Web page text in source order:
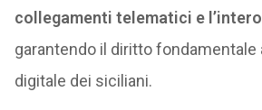
collegamenti telematici e
garantendo il diritto fondamentale
digitale dei siciliani.